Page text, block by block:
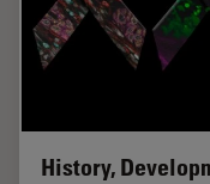
History,